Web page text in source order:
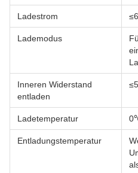
Ladestrom
Lademodus
Inneren Widerstand
entladen
Ladetemperatur
Entladungstemperatur